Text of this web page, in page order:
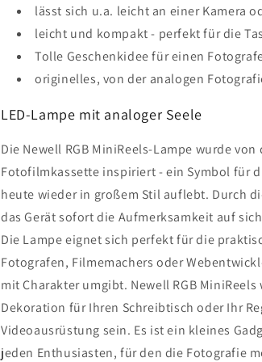
lässt sich u.a. leicht an einer Kamera
leicht und kompakt - perfekt für die
Tolle Geschenkidee für einen
originelles, von der analogen
LED-Lampe mit analoger Seele
Die Newell RGB MiniReels-Lampe wurde
Fotofilmkassette inspiriert - ein Symbol für
heute wieder in großem Stil auflebt. Durch
das Gerät sofort die Aufmerksamkeit auf
Die Lampe eignet sich perfekt für die
Fotografen, Filmemachers oder
mit Charakter umgibt. Newell RGB
Dekoration für Ihren Schreibtisch oder Ihr
Videoausrüstung sein. Es ist ein kleines
jeden Enthusiasten, für den die Fotografie